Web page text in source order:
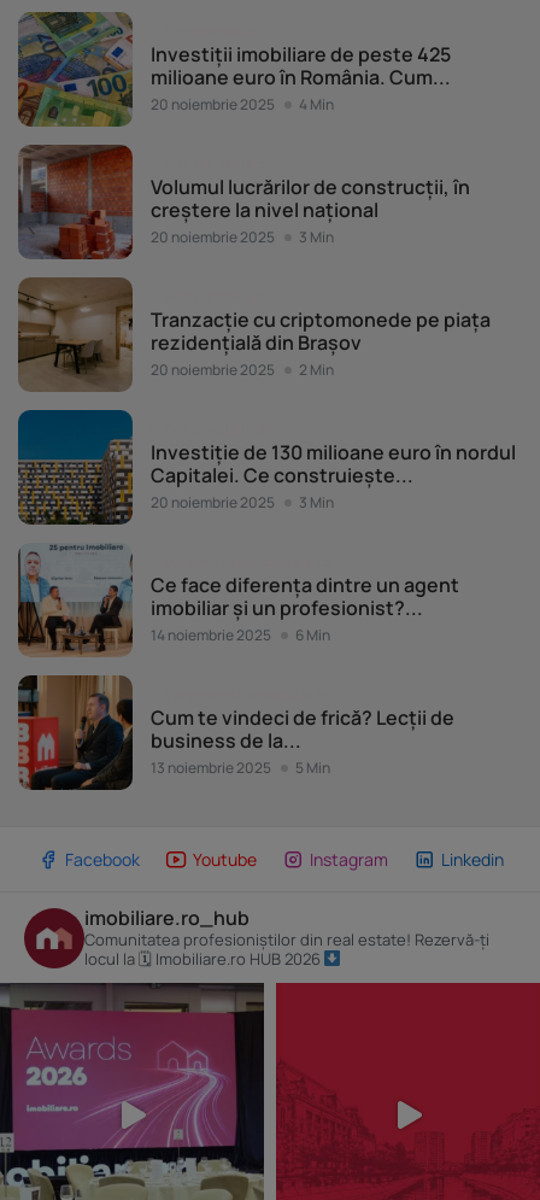
Investiții imobiliare de peste 425
milioane euro în România. Cum...
20 noiembrie 2025 4 Min
Volumul lucrărilor de construcții, în
creștere la nivel național
20 noiembrie 2025 3 Min
Tranzacție cu criptomonede pe piața
rezidențială din Brașov
20 noiembrie 2025 2 Min
Investiție de 130 milioane euro în nordul
Capitalei. Ce construiește...
20 noiembrie 2025 3 Min
Ce face diferența dintre un agent
imobiliar și un profesionist?...
14 noiembrie 2025 6 Min
Cum te vindeci de frică? Lecții de
business de la...
13 noiembrie 2025 5 Min
Facebook Youtube Instagram Linkedin
imobiliare.ro_hub
Comunitatea profesioniștilor din real estate! Rezervă-ți
locul la 🗓 Imobiliare.ro HUB 2026